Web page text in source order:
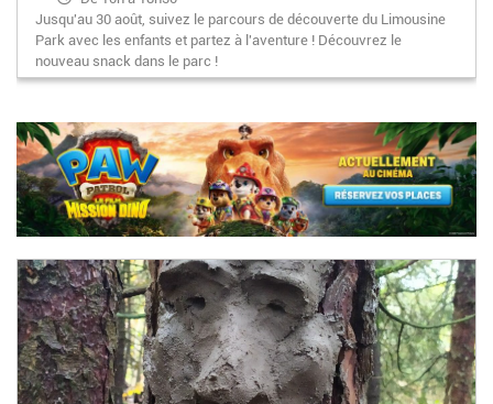
Jusqu'au 30 août, suivez le parcours de découverte du Limousine
Park avec les enfants et partez à l'aventure ! Découvrez le
nouveau snack dans le parc !